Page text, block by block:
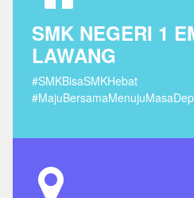
SMK NEGERI 1
LAWANG
#SMKBisaSMKHebat